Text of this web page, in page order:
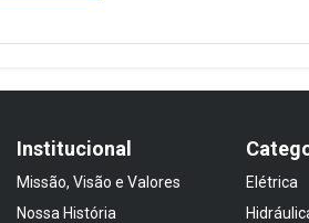
Institucional
Missão, Visão e Valores
Nossa História
Elétrica